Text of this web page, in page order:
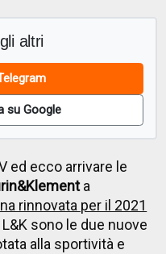
altri
su Google
ed ecco arrivare le
a
rinnovata per il 2021
L&K sono le due nuove
alla sportività e